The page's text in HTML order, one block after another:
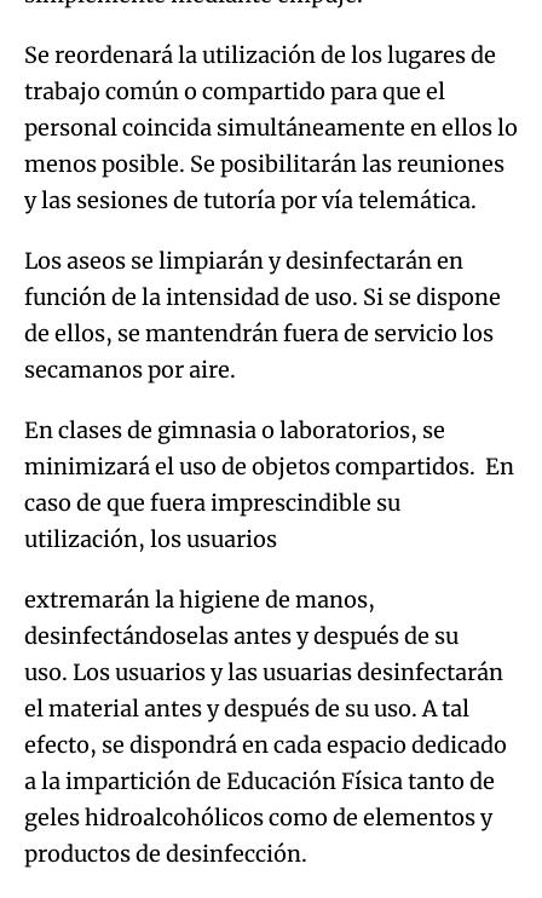
Se reordenará la utilización de los lugares de
trabajo común o compartido para que el
personal coincida simultáneamente en ellos lo
menos posible. Se posibilitarán las reuniones
y las sesiones de tutoría por vía telemática.
Los aseos se limpiarán y desinfectarán en
función de la intensidad de uso. Si se dispone
de ellos, se mantendrán fuera de servicio los
secamanos por aire.
En clases de gimnasia o laboratorios, se
minimizará el uso de objetos compartidos. En
caso de que fuera imprescindible su
utilización, los usuarios
extremarán la higiene de manos,
desinfectándoselas antes y después de su
uso. Los usuarios y las usuarias desinfectarán
el material antes y después de su uso. A tal
efecto, se dispondrá en cada espacio dedicado
a la impartición de Educación Física tanto de
geles hidroalcohólicos como de elementos y
productos de desinfección.